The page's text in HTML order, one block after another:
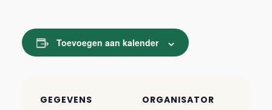
Toevoegen aan kalender
GEGEVENS
ORGANISATOR